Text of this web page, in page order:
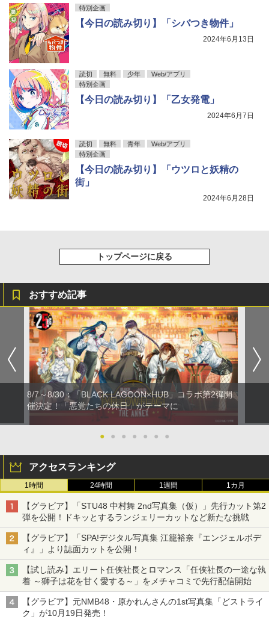
￥3,300
特別企画
【今日の読み切り】「シバつき物件」
2024年6月13日
読切 無料 少年
Web/アプリ
特別企画
【今日の読み切り】「乙女発電」
2024年6月7日
読切 無料 青年
Web/アプリ
特別企画
【今日の読み切り】「ウツロと妖精の
街」
2024年6月28日
トップページに戻る
おすすめ記事
8/7～8/30：「BLACK LAGOON×HUB」コラボ第2弾開
催決定！「悪党たちの休日」がテーマに
● ● ● ● ● ● ●
アクセスランキング
1時間 24時間 1週間 1カ月
【グラビア】「STU48 中村舞 2nd写真集（仮）」先行カット第2
弾を公開！ドキッとするランジェリーカットなど新たな挑戦
【グラビア】「SPA!デジタル写真集 江籠裕奈『エンジェルボデ
ィ』」より誌面カットを公開！
【試し読み】エリート任侠社長とロマンス「任侠社長の一途な執
着 ～獅子は花を甘く愛する～」をメチャコミで先行配信開始
【グラビア】元NMB48・原かれんさんの1st写真集「どストライ
ク」が10月19日発売！